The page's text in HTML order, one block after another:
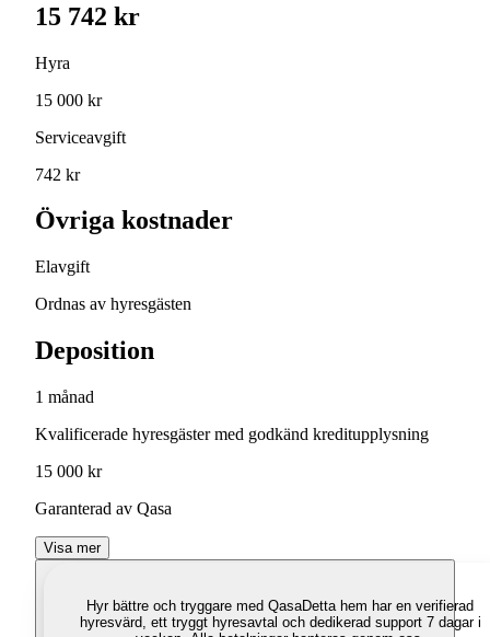
15 742 kr
Hyra
15 000 kr
Serviceavgift
742 kr
Övriga kostnader
Elavgift
Ordnas av hyresgästen
Deposition
1 månad
Kvalificerade hyresgäster med godkänd kreditupplysning
15 000 kr
Garanterad av Qasa
Visa mer
Hyr bättre och tryggare med QasaDetta hem har en verifierad
hyresvärd, ett tryggt hyresavtal och dedikerad support 7 dagar i